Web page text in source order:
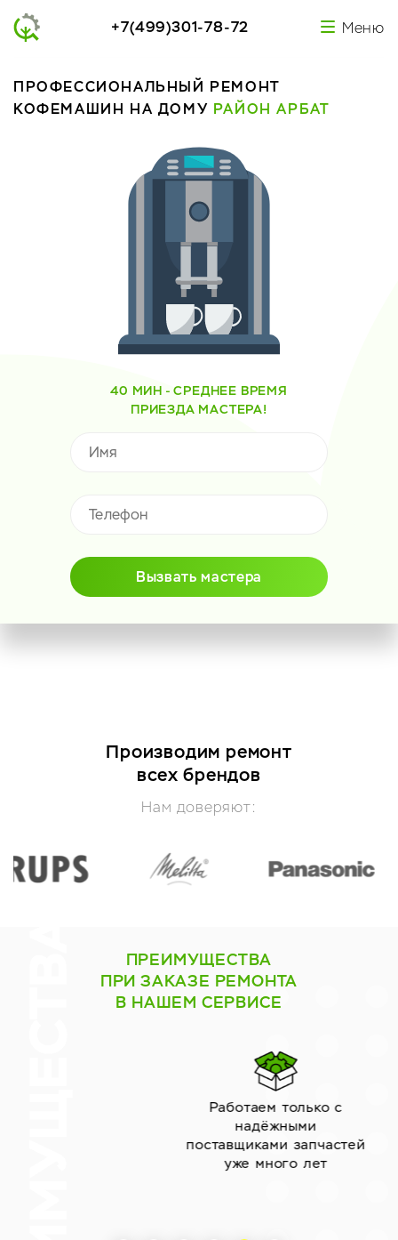
+7(499)301-78-72 Меню
ПРОФЕССИОНАЛЬНЫЙ РЕМОНТ
КОФЕМАШИН НА ДОМУ РАЙОН АРБАТ
40 МИН - СРЕДНЕЕ ВРЕМЯ
ПРИЕЗДА МАСТЕРА!
Вызвать мастера
Производим ремонт
всех брендов
Нам доверяют:
ПРЕИМУЩЕСТВА
ПРИ ЗАКАЗЕ РЕМОНТА
В НАШЕМ СЕРВИСЕ
Работаем только с
надёжными
поставщиками запчастей
уже много лет